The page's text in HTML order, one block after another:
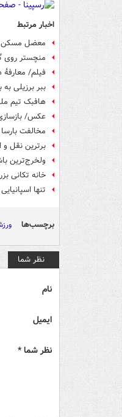
اخبار مرتبط
معضل مسکن
منچستر روی
فیلم/
ببر برزیلی
هافبک تیم
عکس/
مخالفت
برترین نقل
ولخرج‌ترین
خانه تکانی
تنها
برچسب‌ها
نظر شما
نام
ایمیل
نظر شما *